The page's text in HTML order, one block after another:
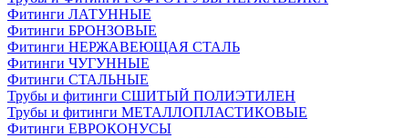
Фитинги ЛАТУННЫЕ
Фитинги БРОНЗОВЫЕ
Фитинги НЕРЖАВЕЮЩАЯ СТАЛЬ
Фитинги ЧУГУННЫЕ
Фитинги СТАЛЬНЫЕ
Трубы и фитинги СШИТЫЙ ПОЛИЭТИЛЕН
Трубы и фитинги МЕТАЛЛОПЛАСТИКОВЫЕ
Фитинги ЕВРОКОНУСЫ